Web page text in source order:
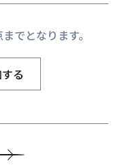
でとなります。
る